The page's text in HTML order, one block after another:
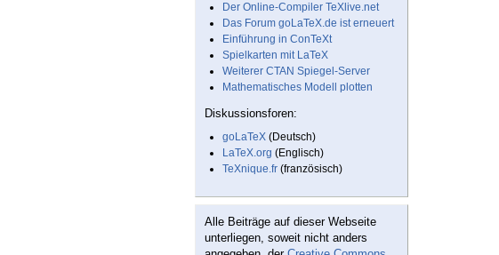
Der Online-Compiler TeXlive.net
Das Forum goLaTeX.de ist erneuert
Einführung in ConTeXt
Spielkarten mit LaTeX
Weiterer CTAN Spiegel-Server
Mathematisches Modell plotten
Diskussionsforen:
goLaTeX (Deutsch)
LaTeX.org (Englisch)
TeXnique.fr (französisch)
Alle Beiträge auf dieser Webseite
unterliegen, soweit nicht anders